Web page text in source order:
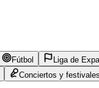
Fútbol Liga de
Conciertos y festivales